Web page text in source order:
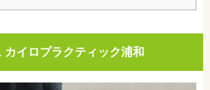
カイロプラクティック浦和